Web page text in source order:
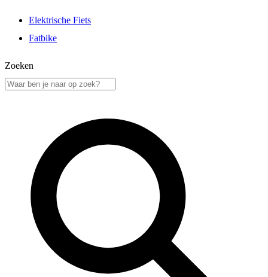
Elektrische Fiets
Fatbike
Zoeken